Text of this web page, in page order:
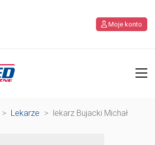
Moje konto
> Lekarze > lekarz Bujacki Michał